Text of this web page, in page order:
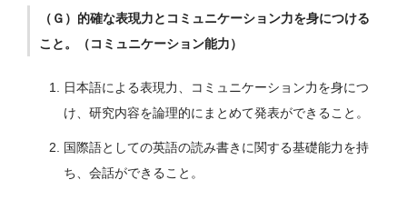
（Ｇ）的確な表現力とコミュニケーション力を身につける
こと。（コミュニケーション能力）
日本語による表現力、コミュニケーション力を身につ
け、研究内容を論理的にまとめて発表ができること。
国際語としての英語の読み書きに関する基礎能力を持
ち、会話ができること。